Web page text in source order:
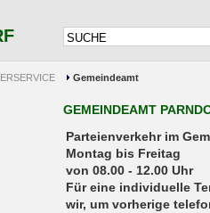
Gemeindeamt
GEMEINDEAMT
Parteienverkehr
Montag bis Freitag
von 08.00 - 12.00 Uhr
Für eine individuelle
wir, um vorherige